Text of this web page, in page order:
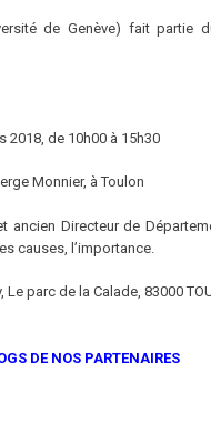
de Genève) fait partie
2018, de 10h00 à 15h30
Monnier, à Toulon
ancien Directeur de
causes, l’importance.
parc de la Calade, 83000
DE NOS PARTENAIRES